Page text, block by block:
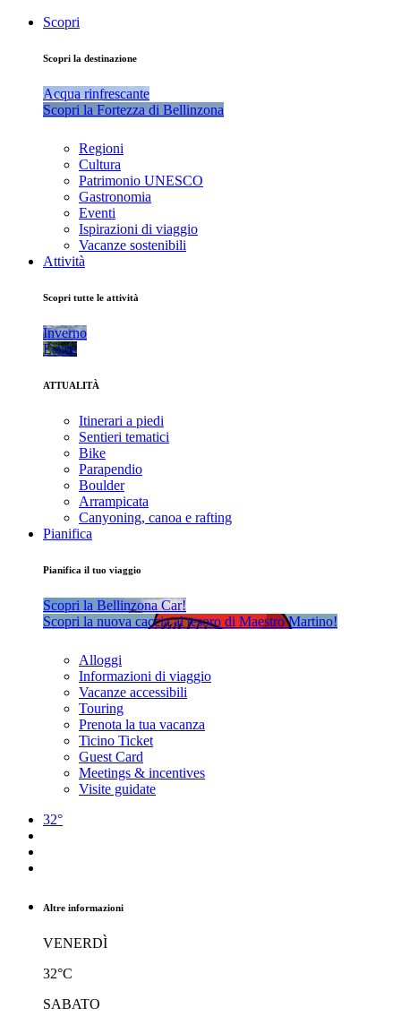
Scopri
Scopri la destinazione
Acqua rinfrescante
Scopri la Fortezza di Bellinzona
Regioni
Cultura
Patrimonio UNESCO
Gastronomia
Eventi
Ispirazioni di viaggio
Vacanze sostenibili
Attività
Scopri tutte le attività
Inverno
Estate
ATTUALITÀ
Itinerari a piedi
Sentieri tematici
Bike
Parapendio
Boulder
Arrampicata
Canyoning, canoa e rafting
Pianifica
Pianifica il tuo viaggio
Scopri la Bellinzona Car!
Scopri la nuova caccia al tesoro di Maestro Martino!
Alloggi
Informazioni di viaggio
Vacanze accessibili
Touring
Prenota la tua vacanza
Ticino Ticket
Guest Card
Meetings & incentives
Visite guidate
32°
Altre informazioni
VENERDÌ
32°C
SABATO